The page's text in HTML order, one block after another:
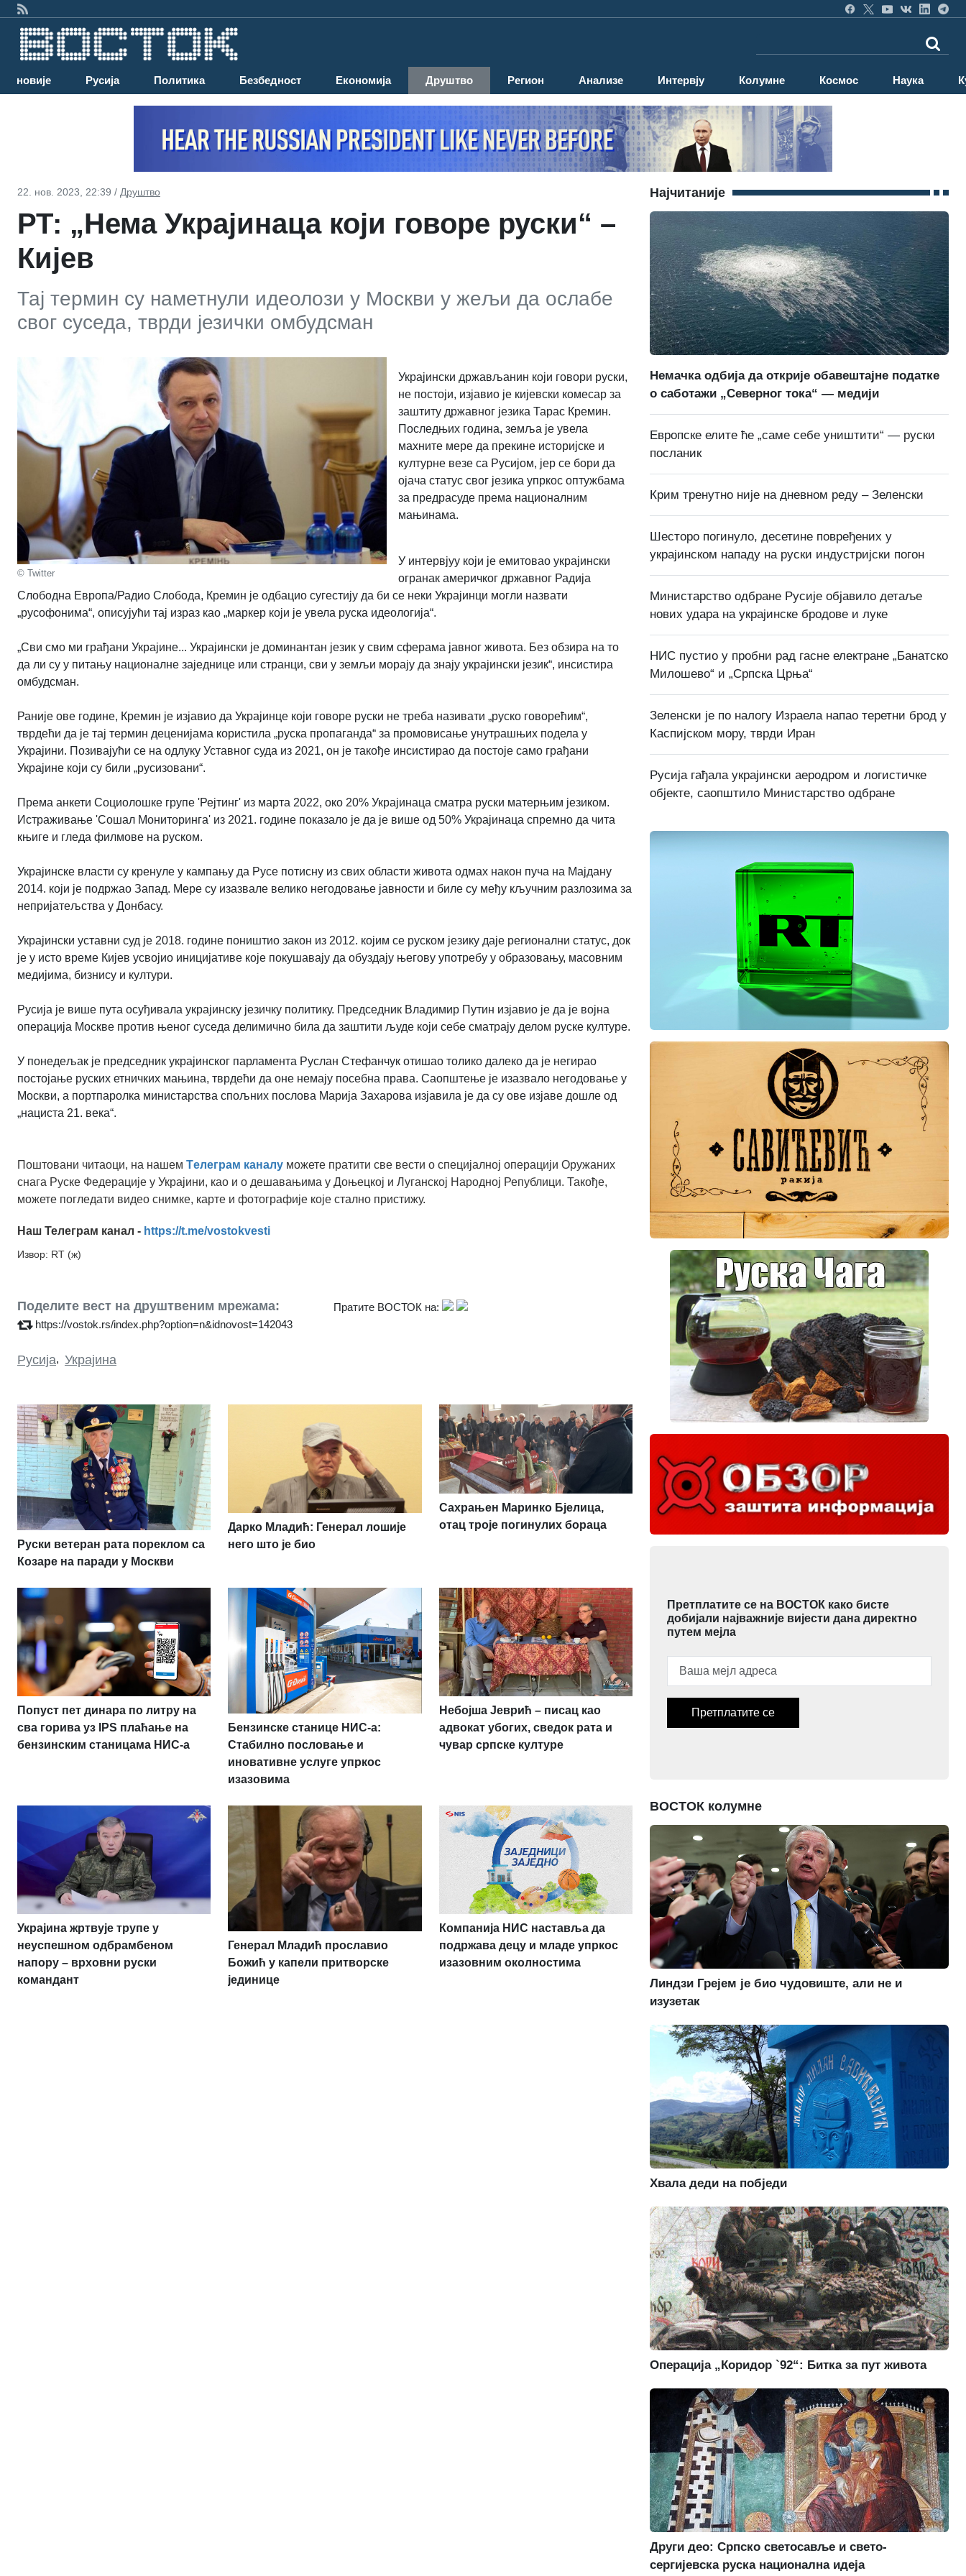
Најновије Русија Политика Безбедност Економија Друштво Регион Анализе Интервју Колумне Космос Наука
22. нов. 2023, 22:39 / Друштво
РТ: „Нема Украјинаца који говоре руски“ –
Кијев
Тај термин су наметнули идеолози у Москви у жељи да ослабе
свог суседа, тврди језички омбудсман
© Twitter
Украјински држављанин који говори руски,
не постоји, изјавио је кијевски комесар за
заштиту државног језика Тарас Кремин.
Последњих година, земља је увела
махните мере да прекине историјске и
културне везе са Русијом, јер се бори да
ојача статус свог језика упркос оптужбама
за предрасуде према националним
мањинама.
У интервјуу који је емитовао украјински
огранак америчког државног Радија
Слободна Европа/Радио Слобода, Кремин је одбацио сугестију да би се неки Украјинци могли назвати
„русофонима“, описујући тај израз као „маркер који је увела руска идеологија“.
„Сви смо ми грађани Украјине... Украјински је доминантан језик у свим сферама јавног живота. Без обзира на то
да ли су у питању националне заједнице или странци, сви у земљи морају да знају украјински језик“, инсистира
омбудсман.
Раније ове године, Кремин је изјавио да Украјинце који говоре руски не треба називати „руско говорећим“,
тврдећи да је тај термин деценијама користила „руска пропаганда“ за промовисање унутрашњих подела у
Украјини. Позивајући се на одлуку Уставног суда из 2021, он је такође инсистирао да постоје само грађани
Украјине који су били „русизовани“.
Према анкети Социолошке групе 'Рејтинг' из марта 2022, око 20% Украјинаца сматра руски матерњим језиком.
Истраживање 'Сошал Мониторинга' из 2021. године показало је да је више од 50% Украјинаца спремно да чита
књиге и гледа филмове на руском.
Украјинске власти су кренуле у кампању да Русе потисну из свих области живота одмах након пуча на Мајдану
2014. који је подржао Запад. Мере су изазвале велико негодовање јавности и биле су међу кључним разлозима за
непријатељства у Донбасу.
Украјински уставни суд је 2018. године поништио закон из 2012. којим се руском језику даје регионални статус, док
је у исто време Кијев усвојио иницијативе које покушавају да обуздају његову употребу у образовању, масовним
медијима, бизнису и култури.
Русија је више пута осуђивала украјинску језичку политику. Председник Владимир Путин изјавио је да је војна
операција Москве против њеног суседа делимично била да заштити људе који себе сматрају делом руске културе.
У понедељак је председник украјинског парламента Руслан Стефанчук отишао толико далеко да је негирао
постојање руских етничких мањина, тврдећи да оне немају посебна права. Саопштење је изазвало негодовање у
Москви, а портпаролка министарства спољних послова Марија Захарова изјавила је да су ове изјаве дошле од
„нациста 21. века“.
Поштовани читаоци, на нашем Tелеграм каналу можете пратити све вести о специјалној операцији Оружаних
снага Руске Федерације у Украјини, као и о дешавањима у Доњецкој и Луганској Народној Републици. Такође,
можете погледати видео снимке, карте и фотографије које стално пристижу.
Наш Телеграм канал - https://t.me/vostokvesti
Извор: RT (ж)
Поделите вест на друштвеним мрежама:
https://vostok.rs/index.php?option=n&idnovost=142043
Пратите ВОСТОК на:
Русија, Украјина
Руски ветеран рата пореклом са
Козаре на паради у Москви
Дарко Младић: Генерал лошије
него што је био
Сахрањен Маринко Бјелица,
отац троје погинулих бораца
Попуст пет динара по литру на
сва горива уз IPS плаћање на
бензинским станицама НИС-а
Бензинске станице НИС-а:
Стабилно пословање и
иновативне услуге упркос
изазовима
Небојша Јеврић – писац као
адвокат убогих, сведок рата и
чувар српске културе
Украјина жртвује трупе у
неуспешном одбрамбеном
напору – врховни руски
командант
Генерал Младић прославио
Божић у капели притворске
јединице
Компанија НИС наставља да
подржава децу и младе упркос
изазовним околностима
Најчитаније
Немачка одбија да открије обавештајне податке
о саботажи „Северног тока“ — медији
Европске елите ће „саме себе уништити“ — руски
посланик
Крим тренутно није на дневном реду – Зеленски
Шесторо погинуло, десетине повређених у
украјинском нападу на руски индустријски погон
Министарство одбране Русије објавило детаље
нових удара на украјинске бродове и луке
НИС пустио у пробни рад гасне електране „Банатско
Милошево“ и „Српска Црња“
Зеленски је по налогу Израела напао теретни брод у
Каспијском мору, тврди Иран
Русија гађала украјински аеродром и логистичке
објекте, саопштило Министарство одбране
Претплатите се на ВОСТОК како бисте
добијали најважније вијести дана директно
путем мејла
Претплатите се
ВОСТОК колумне
Линдзи Грејем је био чудовиште, али не и
изузетак
Хвала деди на побједи
Операција „Коридор `92“: Битка за пут живота
Други део: Српско светосавље и свето-
сергијевска руска национална идеја